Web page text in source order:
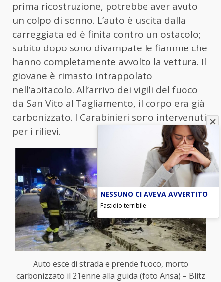
prima ricostruzione, potrebbe aver avuto
un colpo di sonno. L’auto è uscita dalla
carreggiata ed è finita contro un ostacolo;
subito dopo sono divampate le fiamme che
hanno completamente avvolto la vettura. Il
giovane è rimasto intrappolato
nell’abitacolo. All’arrivo dei vigili del fuoco
da San Vito al Tagliamento, il corpo era già
carbonizzato. I Carabinieri sono intervenuti
per i rilievi.
Auto esce di strada e prende fuoco, morto
carbonizzato il 21enne alla guida (foto Ansa) – Blitz
NESSUNO CI AVEVA AVVERTITO
Fastidio terribile